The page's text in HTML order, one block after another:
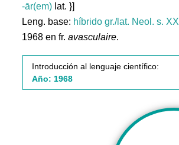
-ār(em) lat. }]
Leng. base: híbrido gr./lat. Neol. s. XX
1968 en fr.avasculaire.
Introducción al lenguaje científico:
Año: 1968